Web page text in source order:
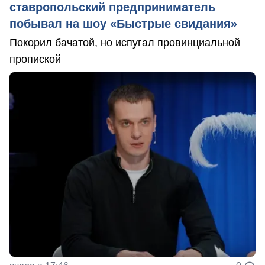
ставропольский предприниматель
побывал на шоу «Быстрые свидания»
Покорил бачатой, но испугал провинциальной
пропиской